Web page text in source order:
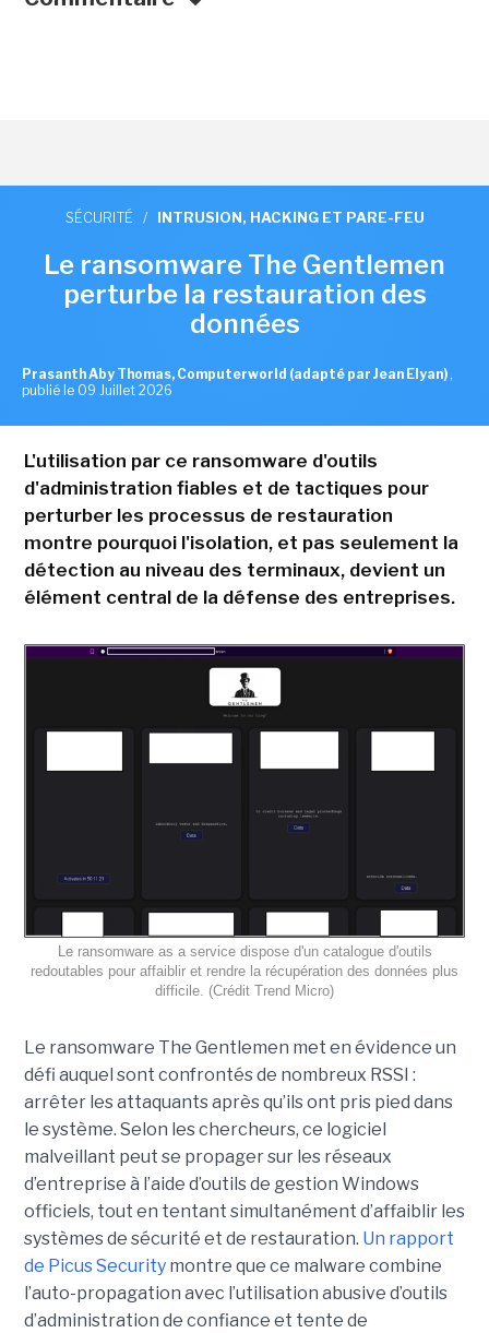
SÉCURITÉ / INTRUSION, HACKING ET PARE-FEU
Le ransomware The Gentlemen
perturbe la restauration des
données
Prasanth Aby Thomas, Computerworld (adapté par Jean Elyan) ,
publié le 09 Juillet 2026
L'utilisation par ce ransomware d'outils
d'administration fiables et de tactiques pour
perturber les processus de restauration
montre pourquoi l'isolation, et pas seulement la
détection au niveau des terminaux, devient un
élément central de la défense des entreprises.
Le ransomware as a service dispose d'un catalogue d'outils
redoutables pour affaiblir et rendre la récupération des données plus
difficile. (Crédit Trend Micro)
Le ransomware The Gentlemen met en évidence un
défi auquel sont confrontés de nombreux RSSI :
arrêter les attaquants après qu’ils ont pris pied dans
le système. Selon les chercheurs, ce logiciel
malveillant peut se propager sur les réseaux
d’entreprise à l’aide d’outils de gestion Windows
officiels, tout en tentant simultanément d’affaiblir les
systèmes de sécurité et de restauration. Un rapport
de Picus Securitymontre que ce malware combine
l’auto-propagation avec l’utilisation abusive d’outils
d’administration de confiance et tente de